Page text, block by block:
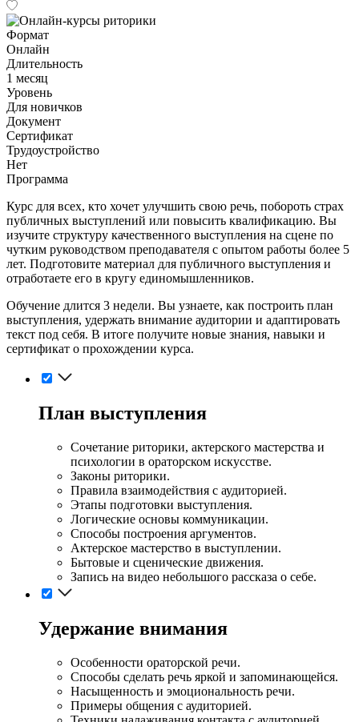
Формат
Онлайн
Длительность
1 месяц
Уровень
Для новичков
Документ
Сертификат
Трудоустройство
Нет
Программа
Курс для всех, кто хочет улучшить свою речь, побороть страх
публичных выступлений или повысить квалификацию. Вы
изучите структуру качественного выступления на сцене по
чутким руководством преподавателя с опытом работы более 5
лет. Подготовите материал для публичного выступления и
отработаете его в кругу единомышленников.
Обучение длится 3 недели. Вы узнаете, как построить план
выступления, удержать внимание аудитории и адаптировать
текст под себя. В итоге получите новые знания, навыки и
сертификат о прохождении курса.
План выступления
Сочетание риторики, актерского мастерства и
психологии в ораторском искусстве.
Законы риторики.
Правила взаимодействия с аудиторией.
Этапы подготовки выступления.
Логические основы коммуникации.
Способы построения аргументов.
Актерское мастерство в выступлении.
Бытовые и сценические движения.
Запись на видео небольшого рассказа о себе.
Удержание внимания
Особенности ораторской речи.
Способы сделать речь яркой и запоминающейся.
Насыщенность и эмоциональность речи.
Примеры общения с аудиторией.